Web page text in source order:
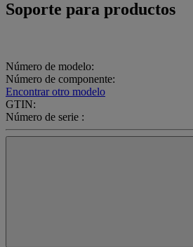
Soporte para productos
Número de modelo:
Número de componente:
Encontrar otro modelo
GTIN:
Número de serie :